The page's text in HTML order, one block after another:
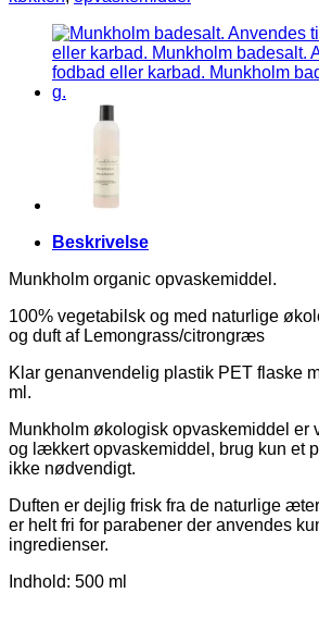
Beskrivelse
Munkholm organic opvaskemiddel.
100% vegetabilsk og med naturlige
og duft af Lemongrass/citrongræs
Klar genanvendelig plastik PET flaske
ml.
Munkholm økologisk opvaskemiddel
og lækkert opvaskemiddel, brug kun et
ikke nødvendigt.
Duften er dejlig frisk fra de naturlige
er helt fri for parabener der anvendes
ingredienser.
Indhold: 500 ml